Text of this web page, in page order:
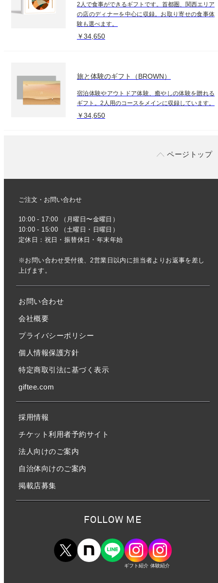
2人で食事ができるギフトです。首都圏、関西エリア
の店のディナーを中心に収録。お取り寄せの食事体
験も選べます。
￥34,650
旅と体験のギフト（BROWN）
宿泊体験やアウトドア体験、癒やしの体験を贈れる
ギフト。2人用のコースをメインに収録しています。
￥34,650
ページトップ
ご注文・お問い合わせ
10:00 - 17:00 （月曜日〜金曜日）
10:00 - 15:00 （土曜日・日曜日）
定休日：祝日・振替休日・年末年始
※お問い合わせ受付後、2営業日以内に担当者よりお返事を差し
上げます。
お問い合わせ
会社概要
プライバシーポリシー
個人情報保護方針
特定商取引法に基づく表示
giftee.com
採用情報
チケット利用者予約サイト
法人向けのご案内
自治体向けのご案内
掲載店募集
FOLLOW ME
ギフト紹介 体験紹介